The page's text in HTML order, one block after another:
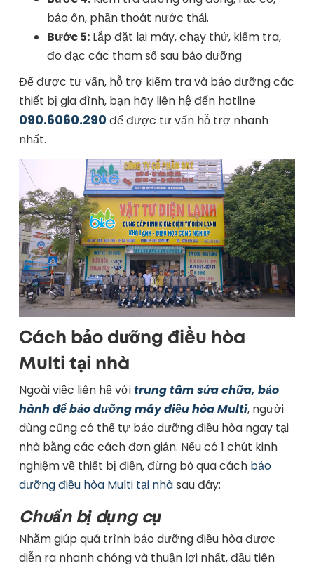
bảo ôn, phần thoát nước thải.
Bước 5: Lắp đặt lại máy, chạy thử, kiểm tra,
đo đạc các tham số sau bảo dưỡng
Để được tư vấn, hỗ trợ kiểm tra và bảo dưỡng các
thiết bị gia đình, bạn hãy liên hệ đến hotline
090.6060.290để được tư vấn hỗ trợ nhanh
nhất.
Cách bảo dưỡng điều hòa
Multi tại nhà
Ngoài việc liên hệ vớitrung tâm sửa chữa, bảo
hành để bảo dưỡng máy điều hòa Multi, người
dùng cũng có thể tự bảo dưỡng điều hòa ngay tại
nhà bằng các cách đơn giản. Nếu có 1 chút kinh
nghiệm về thiết bị điện, đừng bỏ qua cách bảo
dưỡng điều hòa Multi tại nhàsau đây:
Chuẩn bị dụng cụ
Nhằm giúp quá trình bảo dưỡng điều hòa được
diễn ra nhanh chóng và thuận lợi nhất, đầu tiên